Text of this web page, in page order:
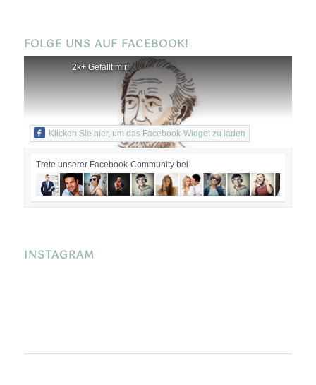
FOLGE UNS AUF FACEBOOK!
2k+ Gefällt mir!
Klicken Sie hier, um das Facebook-Widget zu laden
Trete unserer Facebook-Community bei
INSTAGRAM